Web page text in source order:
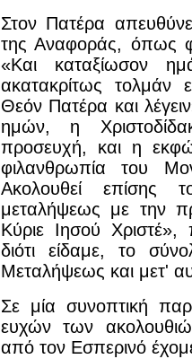
Στον Πατέρα
της Αναφοράς, όπως
«Και καταξίωσον
ακατακρίτως τολμάν
Θεόν Πατέρα και
ημών, η
προσευχή, και η
φιλανθρωπία του
Ακολουθεί επίσης
μεταλήψεως με την
Κύριε Ιησού
διότι είδαμε, το
Μεταλήψεως και μετ'
Σε μία συνοπτική
ευχών των
από τον Εσπερινό